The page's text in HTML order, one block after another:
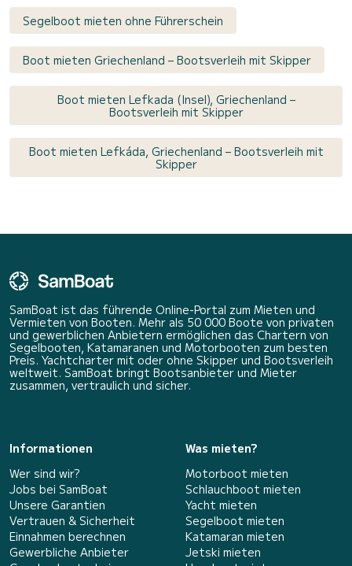
Segelboot mieten ohne Führerschein
Boot mieten Griechenland – Bootsverleih mit Skipper
Boot mieten Lefkada (Insel), Griechenland –
Bootsverleih mit Skipper
Boot mieten Lefkáda, Griechenland – Bootsverleih mit
Skipper
SamBoat ist das führende Online-Portal zum Mieten und
Vermieten von Booten. Mehr als 50 000 Boote von privaten
und gewerblichen Anbietern ermöglichen das Chartern von
Segelbooten, Katamaranen und Motorbooten zum besten
Preis. Yachtcharter mit oder ohne Skipper und Bootsverleih
weltweit. SamBoat bringt Bootsanbieter und Mieter
zusammen, vertraulich und sicher.
Informationen
Wer sind wir?
Jobs bei SamBoat
Unsere Garantien
Vertrauen & Sicherheit
Einnahmen berechnen
Gewerbliche Anbieter
Was mieten?
Motorboot mieten
Schlauchboot mieten
Yacht mieten
Segelboot mieten
Katamaran mieten
Jetski mieten